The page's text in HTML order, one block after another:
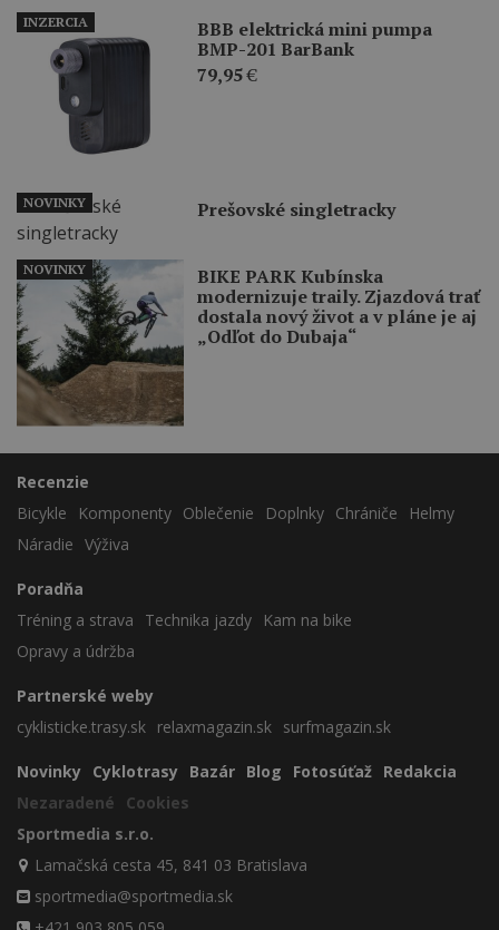
BBB elektrická mini pumpa
BMP-201 BarBank
79,95€
INZERCIA
Prešovské singletracky
NOVINKY
BIKE PARK Kubínska
modernizuje traily. Zjazdová trať
dostala nový život a v pláne je aj
„Odľot do Dubaja“
NOVINKY
Recenzie
Bicykle
Komponenty Oblečenie Doplnky Chrániče
Helmy
Náradie Výživa
Poradňa
Tréning a strava
Technika jazdy
Kam na bike
Opravy a údržba
Partnerské weby
cyklisticke.trasy.sk relaxmagazin.sk surfmagazin.sk
Novinky Cyklotrasy Bazár Blog Fotosúťaž Redakcia
Nezaradené
Cookies
Sportmedia s.r.o.
Lamačská cesta 45, 841 03 Bratislava
sportmedia@sportmedia.sk